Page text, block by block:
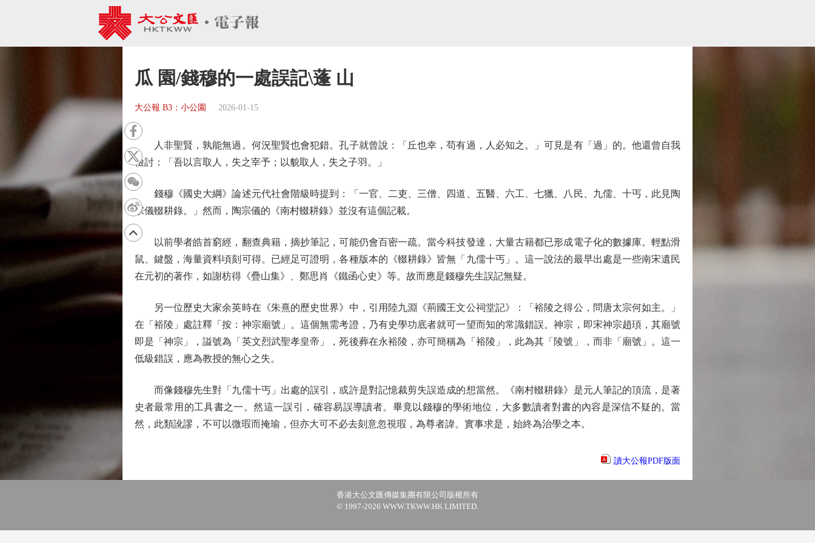
瓜 園/錢穆的一處誤記\蓬 山
大公報 B3：小公園 2026-01-15
人非聖賢，孰能無過。何況聖賢也會犯錯。孔子就曾說：「丘也幸，苟有過，人必知之。」可見是有「過」的。他還曾自我
檢討：「吾以言取人，失之宰予；以貌取人，失之子羽。」
錢穆《國史大綱》論述元代社會階級時提到：「一官、二吏、三僧、四道、五醫、六工、七獵、八民、九儒、十丐，此見陶
宗儀輟耕錄。」然而，陶宗儀的《南村輟耕錄》並沒有這個記載。
以前學者皓首窮經，翻查典籍，摘抄筆記，可能仍會百密一疏。當今科技發達，大量古籍都已形成電子化的數據庫。輕點滑
鼠、鍵盤，海量資料頃刻可得。已經足可證明，各種版本的《輟耕錄》皆無「九儒十丐」。這一說法的最早出處是一些南宋遺民
在元初的著作，如謝枋得《疊山集》、鄭思肖《鐵函心史》等。故而應是錢穆先生誤記無疑。
另一位歷史大家余英時在《朱熹的歷史世界》中，引用陸九淵《荊國王文公祠堂記》：「裕陵之得公，問唐太宗何如主。」
在「裕陵」處註釋「按：神宗廟號」。這個無需考證，乃有史學功底者就可一望而知的常識錯誤。神宗，即宋神宗趙頊，其廟號
即是「神宗」，謚號為「英文烈武聖孝皇帝」，死後葬在永裕陵，亦可簡稱為「裕陵」，此為其「陵號」，而非「廟號」。這一
低級錯誤，應為教授的無心之失。
而像錢穆先生對「九儒十丐」出處的誤引，或許是對記憶裁剪失誤造成的想當然。《南村輟耕錄》是元人筆記的頂流，是著
史者最常用的工具書之一。然這一誤引，確容易誤導讀者。畢竟以錢穆的學術地位，大多數讀者對書的內容是深信不疑的。當
然，此類訛謬，不可以微瑕而掩瑜，但亦大可不必去刻意忽視瑕，為尊者諱。實事求是，始終為治學之本。
讀大公報PDF版面
香港大公文匯傳媒集團有限公司版權所有
© 1997-2026 WWW.TKWW.HK LIMITED.